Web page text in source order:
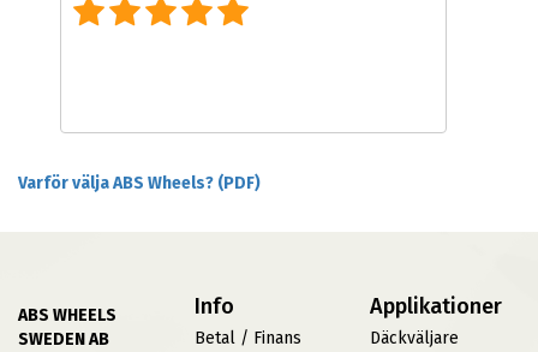
Varför välja ABS Wheels? (PDF)
ABS WHEELS
SWEDEN AB
Info
Betal / Finans
Applikationer
Däckväljare